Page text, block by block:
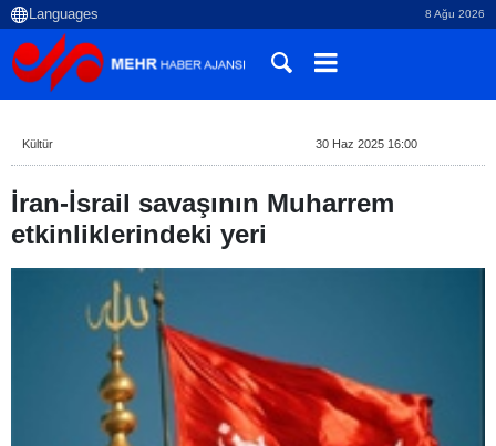
8 Ağu 2026
Kültür 30 Haz 2025 16:00
İran-İsrail savaşının Muharrem
etkinliklerindeki yeri